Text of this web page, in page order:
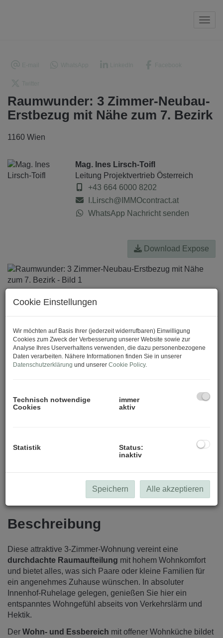
Raumwunder: 3 Zimmer-Neubau-
Erstbezug mit Nähe zum 7. Bezirk
1160 Wien
Mag. Ines Lirsch-Toifl
Leitung Projektvertrieb Österreich
+43 664 6000 8202
I.Lirsch@IMMOcontract.at
WhatsApp Nachricht senden
Download Expose
Beschreibung
Diese attraktive 3-Zimmer-Wohnung vereint eine
durchdachte Raumaufteilung mit hohem Wohnkomfort
und bietet alles, was sich Paare oder kleine Familien für
ein angenehmes Zuhause wünschen. In absoluter
Innenhof-Ruhelage gelegen, genießen Sie hier ein
entspanntes Wohngefühl abseits von Verkehrslärm und
Hektik.
Der Wohn- und Essbereich mit offener Wohnküche bildet
Cookie Einstellungen
Wir möchten auf Basis Ihrer (jederzeit widerrufbaren) Einwilligung
Cookies zum Zweck der Verbesserung unserer Website sowie zur
Analyse Ihres Userverhaltens verwenden, die dazu personenbezogene
Daten verarbeiten. Nähere Informationen finden Sie in unserer
Datenschutzerklärung und unserer Cookie Policy.
Technisch notwendige
Cookies
immer
aktiv
Statistik
Status:
inaktiv
Speichern Alle akzeptieren